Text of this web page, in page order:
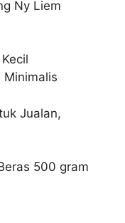
Ny Liem
Minimalis
Jualan,
500 gram